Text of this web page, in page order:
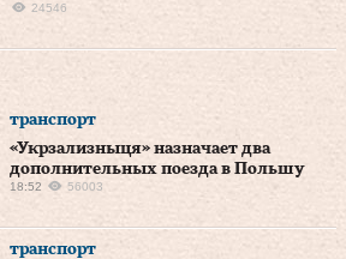
24546
транспорт
«Укрзализныця» назначает два
дополнительных поезда в Польшу
18:52 56003
транспорт